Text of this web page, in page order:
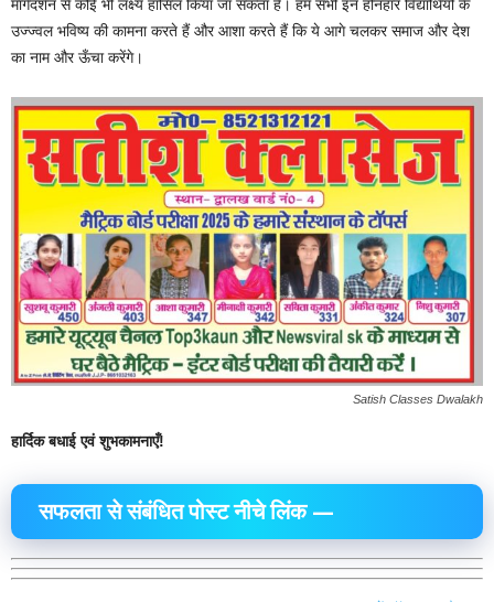
मार्गदर्शन से कोई भी लक्ष्य हासिल किया जा सकता है। हम सभी इन होनहार विद्यार्थियों के
उज्ज्वल भविष्य की कामना करते हैं और आशा करते हैं कि ये आगे चलकर समाज और देश
का नाम और ऊँचा करेंगे।
Satish Classes Dwalakh
हार्दिक बधाई एवं शुभकामनाएँ!
सफलता से संबंधित पोस्ट नीचे लिंक —